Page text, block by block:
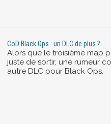
CoD Black Ops : un DLC de plus ?
Alors que le troisième map
juste de sortir, une rumeur
autre DLC pour Black Ops.